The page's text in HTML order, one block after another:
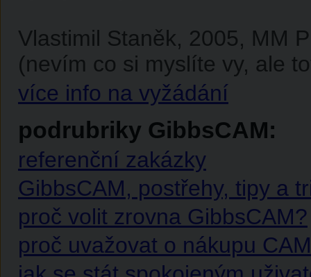
Vlastimil Staněk, 2005, MM
(nevím co si myslíte vy, ale
více info na vyžádání
podrubriky GibbsCAM:
referenční zakázky
GibbsCAM, postřehy, tipy a
proč volit zrovna GibbsCAM?
proč uvažovat o nákupu